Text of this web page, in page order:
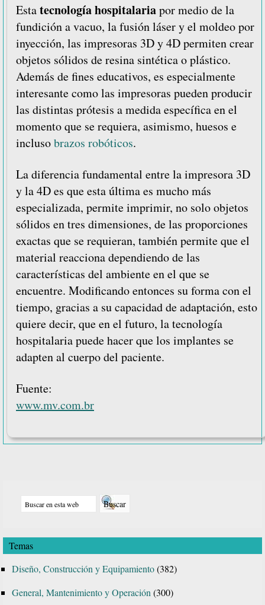
Estatecnología hospitalariapor medio de la
fundición a vacuo, la fusión láser y el moldeo por
inyección, las impresoras 3D y 4D permiten crear
objetos sólidos de resina sintética o plástico.
Además de fines educativos, es especialmente
interesante como las impresoras pueden producir
las distintas prótesis a medida específica en el
momento que se requiera, asimismo, huesos e
inclusobrazos robóticos.
La diferencia fundamental entre la impresora 3D
y la 4D es que esta última es mucho más
especializada, permite imprimir, no solo objetos
sólidos en tres dimensiones, de las proporciones
exactas que se requieran, también permite que el
material reacciona dependiendo de las
características del ambiente en el que se
encuentre. Modificando entonces su forma con el
tiempo, gracias a su capacidad de adaptación, esto
quiere decir, que en el futuro, la tecnología
hospitalaria puede hacer que los implantes se
adapten al cuerpo del paciente.
Fuente:
www.mv.com.br
lateral
web
Temas
Diseño, Construcción y Equipamiento(382)
General, Mantenimiento y Operación (300)